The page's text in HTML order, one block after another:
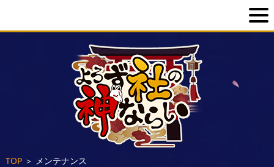
TOP＞ メンテナンス